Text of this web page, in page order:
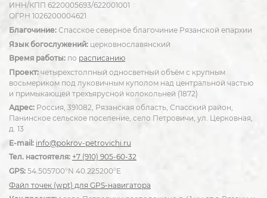
ИНН/КПП 6220005693/622001001
ОГРН 1026200004621
Благочиние: Спасское северное благочиние Рязанской епархии
Язык богослужений: церковнославянский
Время работы: по расписанию
Проект: четырехстолпный односветный объём с крупным
восьмериком под луковичным куполом над центральной частью
и примыкающей трехъярусной колокольней (1872)
Адрес: Россия, 391082, Рязанская область, Спасский район,
Панинское сельское поселение, село Петровичи, ул. Церковная,
д. 13
E-mail: info@pokrov-petrovichi.ru
Тел. настоятеля: +7 (910) 905-60-32
GPS: 54.505700°N 40.225200°E
Файл точек (wpt) для GPS-навигатора